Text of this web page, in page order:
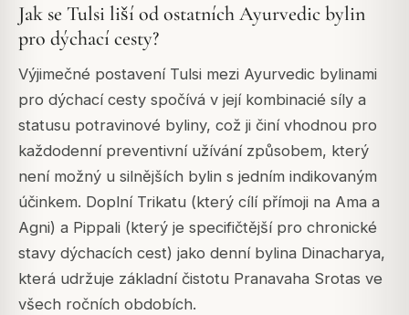
Jak se Tulsi liší od ostatních Ayurvedic bylin
pro dýchací cesty?
Výjimečné postavení Tulsi mezi Ayurvedic bylinami
pro dýchací cesty spočívá v její kombinacié síly a
statusu potravinové byliny, což ji činí vhodnou pro
každodenní preventivní užívání způsobem, který
není možný u silnějších bylin s jedním indikovaným
účinkem. Doplní Trikatu (který cílí přímoji na Ama a
Agni) a Pippali (který je specifičtější pro chronické
stavy dýchacích cest) jako denní bylina Dinacharya,
která udržuje základní čistotu Pranavaha Srotas ve
všech ročních obdobích.